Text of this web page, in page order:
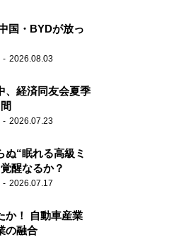
国・BYDが放っ
2026.08.03
、経済同友会夏季
2026.07.23
ぬ“眠れる高級ミ
醒なるか？
2026.07.17
か！ 自動車産業
の融合